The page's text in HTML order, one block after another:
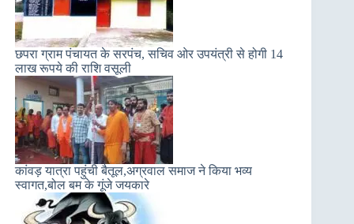
छपरा ग्राम पंचायत के सरपंच, सचिव ओर उपयंत्री से होगी 14
लाख रूपये की राशि वसूली
कांवड़ यात्रा पहुंची बैतूल,अग्रवाल समाज ने किया भव्य
स्वागत,बोल बम के गूंजे जयकारे